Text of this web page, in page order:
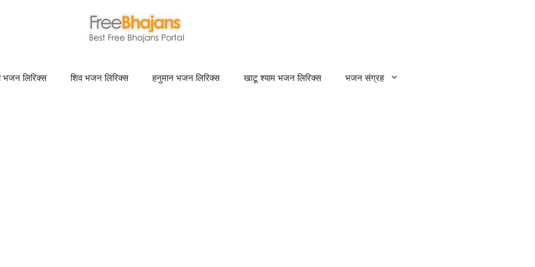
भजन लिरिक्स शिव भजन लिरिक्स हनुमान भजन लिरिक्स खाटू श्याम भजन लिरिक्स भजन संग्रह